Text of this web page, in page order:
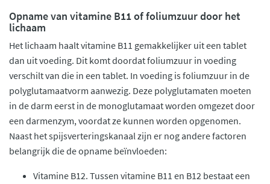
Opname van vitamine B11 of foliumzuur door het
lichaam
Het lichaam haalt vitamine B11 gemakkelijker uit een tablet
dan uit voeding. Dit komt doordat foliumzuur in voeding
verschilt van die in een tablet. In voeding is foliumzuur in de
polyglutamaatvorm aanwezig. Deze polyglutamaten moeten
in de darm eerst in de monoglutamaat worden omgezet door
een darmenzym, voordat ze kunnen worden opgenomen.
Naast het spijsverteringskanaal zijn er nog andere factoren
belangrijk die de opname beïnvloeden:
Vitamine B12. Tussen vitamine B11 en B12 bestaat een